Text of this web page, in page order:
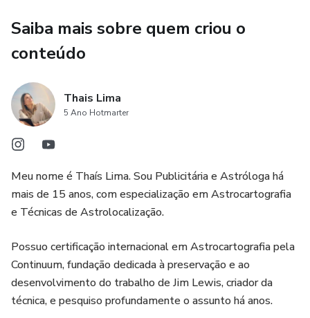
Saiba mais sobre quem criou o
conteúdo
Thais Lima
5 Ano Hotmarter
Meu nome é Thaís Lima. Sou Publicitária e Astróloga há
mais de 15 anos, com especialização em Astrocartografia
e Técnicas de Astrolocalização.
Possuo certificação internacional em Astrocartografia pela
Continuum, fundação dedicada à preservação e ao
desenvolvimento do trabalho de Jim Lewis, criador da
técnica, e pesquiso profundamente o assunto há anos.